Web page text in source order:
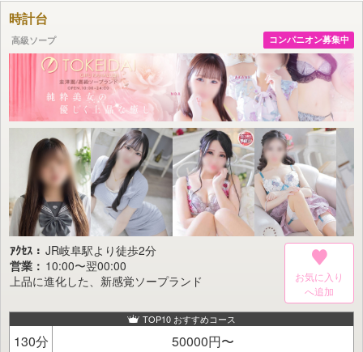
これからもお客様に癒しとくつろぎの時間をご提供してまいります。
今後とも末永くご愛顧賜りますよう、よろしくお願い申し上げます。
時計台
高級ソープ コンパニオン募集中
ｱｸｾｽ： JR岐阜駅より徒歩2分
営業： 10:00〜翌00:00
上品に進化した、新感覚ソープランド
お気に入り
TOP10 おすすめコース
130分 50000円〜